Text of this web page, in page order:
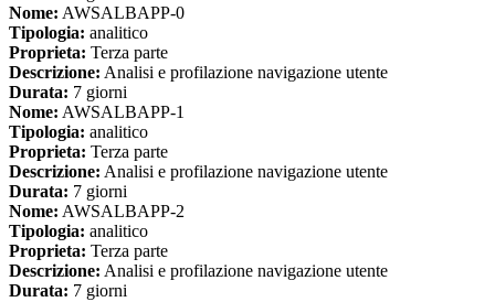
Nome: AWSALBAPP-0
Tipologia: analitico
Proprieta: Terza parte
Descrizione: Analisi e profilazione navigazione utente
Durata: 7 giorni
Nome: AWSALBAPP-1
Tipologia: analitico
Proprieta: Terza parte
Descrizione: Analisi e profilazione navigazione utente
Durata: 7 giorni
Nome: AWSALBAPP-2
Tipologia: analitico
Proprieta: Terza parte
Descrizione: Analisi e profilazione navigazione utente
Durata: 7 giorni